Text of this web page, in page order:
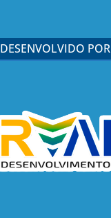
DESENVOLVIDO POR